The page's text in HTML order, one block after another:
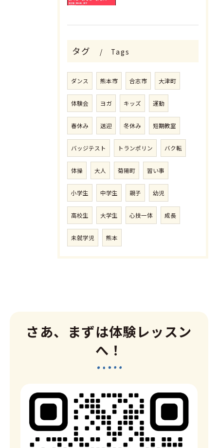
タグ Tags
ダンス 熊本市 合志市 大津町
体験会 ヨガ キッズ 運動
春休み 送迎 冬休み 短期教室
バッジテスト トランポリン バク転
体操 大人 菊陽町 習い事
小学生 中学生 親子 幼児
高校生 大学生 心技一体 成長
未就学児 熊本
さあ、まずは体験レッスン
へ！
体験申し込みはこちら